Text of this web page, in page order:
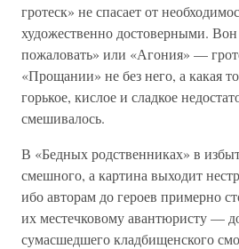
гротеск» не спасает от
художественно достоверными.
пожаловать» или «Агония» —
«Прощании» не без него, а какая
горькое, кислое и сладкое
смешивалось.
В «Бедных родственниках» в
смешного, а картина выходит
ибо авторам до героев примерно
их местечковому авантюристу —
сумасшедшего кладбищенского